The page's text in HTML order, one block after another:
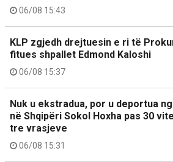
06/08 15:43
KLP zgjedh drejtuesin e ri të
fitues shpallet Edmond Kaloshi
06/08 15:37
Nuk u ekstradua, por u deportua
në Shqipëri Sokol Hoxha pas 30
tre vrasjeve
06/08 15:31